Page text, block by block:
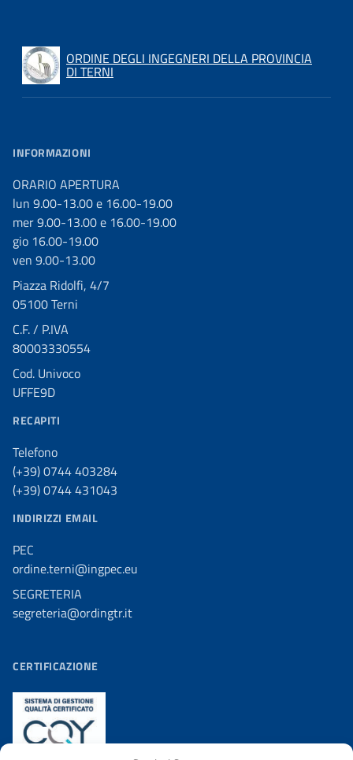
ORDINE DEGLI INGEGNERI DELLA PROVINCIA
DI TERNI
INFORMAZIONI
ORARIO APERTURA
lun 9.00-13.00 e 16.00-19.00
mer 9.00-13.00 e 16.00-19.00
gio 16.00-19.00
ven 9.00-13.00
Piazza Ridolfi, 4/7
05100 Terni
C.F. / P.IVA
80003330554
Cod. Univoco
UFFE9D
RECAPITI
Telefono
(+39) 0744 403284
(+39) 0744 431043
INDIRIZZI EMAIL
PEC
ordine.terni@ingpec.eu
SEGRETERIA
segreteria@ordingtr.it
CERTIFICAZIONE